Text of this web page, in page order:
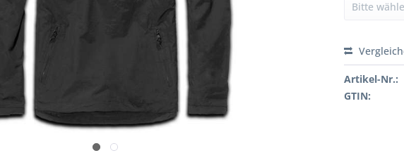
Artikel-Nr.:
GTIN: